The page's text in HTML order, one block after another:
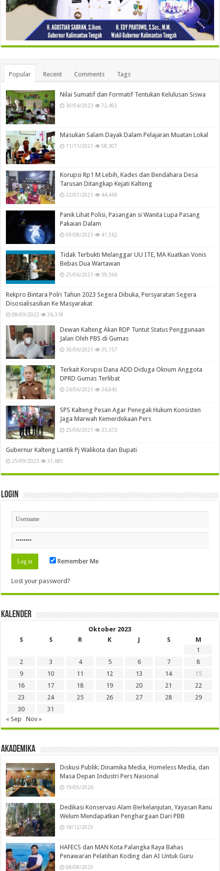
Popular Recent Comments Tags
Nilai Sumatif dan Formatif Tentukan Kelulusan Siswa
30/04/2023 72,492
Masukan Salam Dayak Dalam Pelajaran Muatan Lokal
11/11/2021 58,307
Korupsi Rp1 M Lebih, Kades dan Bendahara Desa
Tarusan Ditangkap Kejati Kalteng
22/07/2021 44,469
Panik Lihat Polisi, Pasangan si Wanita Lupa Pasang
Pakaian Dalam
09/08/2021 41,562
Tidak Terbukti Melanggar UU ITE, MA Kuatkan Vonis
Bebas Dua Wartawan
25/06/2021 39,366
Rekpro Bintara Polri Tahun 2023 Segera Dibuka, Persyaratan Segera
Disosialisasikan Ke Masyarakat
08/09/2022 36,318
Dewan Kalteng Akan RDP Tuntut Status Penggunaan
Jalan Oleh PBS di Gumas
30/06/2021 35,157
Terkait Korupsi Dana ADD Diduga Oknum Anggota
DPRD Gumas Terlibat
24/06/2021 34,845
SPS Kalteng Pesan Agar Penegak Hukum Konsisten
Jaga Marwah Kemerdekaan Pers
25/06/2021 33,672
Gubernur Kalteng Lantik Pj Walikota dan Bupati
25/09/2023 31,685
Login
Remember Me
Lost your password?
Kalender
Oktober 2023
S
S R K J S
M
1
2
3 4 5 6 7
8
9
10 11 12 13 14
15
16
17 18 19 20 21
22
23
24 25 26 27 28
29
30
31
« Sep
Nov »
Akademika
Diskusi Publik: Dinamika Media, Homeless Media, dan
Masa Depan Industri Pers Nasional
19/05/2026
Dedikasi Konservasi Alam Berkelanjutan, Yayasan Ranu
Welum Mendapatkan Penghargaan Dari PBB
18/12/2025
HAFECS dan MAN Kota Palangka Raya Bahas
Penawaran Pelatihan Koding dan AI Untuk Guru
08/08/2025